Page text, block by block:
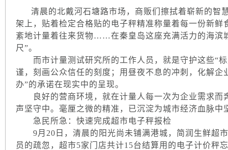
清晨的北戴河石塘路市场，商贩们擦拭着崭新的智
架上，贴着检定合格贴的电子秤精准称量着每一份新
紊地计量着往来货物……在秦皇岛这座充满活力的海滨
尺”。
而市计量测试研究所的工作人员，就是守护这些“标
谨，刻画公众信任的刻度；用昼夜不息的冲刺，化解
办”的承诺在现实中的呈现。
良好的营商环境，就在计量人每一次为企业需求而
声坚守中。毫厘之微的精准，已沉淀为城市经济血脉中
急民所急：快速完成超市电子秤报检
9月20日，清晨的阳光尚未铺满港城，简润生鲜超
员的疏忽，超市5家门店共计15台结算用的电子计价秤